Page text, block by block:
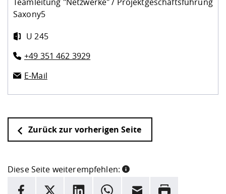
Saxony5
U 245
+49 351 462 3929
E-Mail
Zurück zur vorherigen Seite
Diese Seite weiterempfehlen:
INFORMATION
Facebook
X LinkedInWhatsappE-Mail Drucken